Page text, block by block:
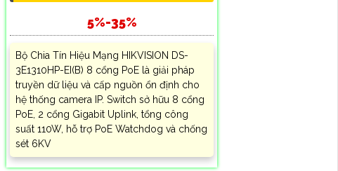
5%-35%
Bộ Chia Tín Hiệu Mạng HIKVISION DS-
3E1310HP-EI(B) 8 cổng PoE là giải pháp
truyền dữ liệu và cấp nguồn ổn định cho
hệ thống camera IP. Switch sở hữu 8 cổng
PoE, 2 cổng Gigabit Uplink, tổng công
suất 110W, hỗ trợ PoE Watchdog và chống
sét 6KV